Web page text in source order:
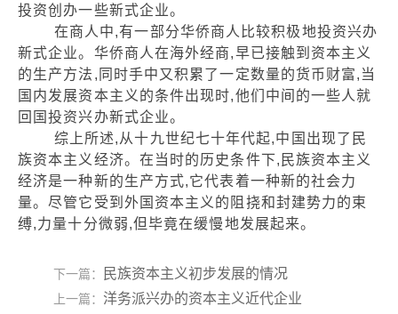
投资创办一些新式企业。
在商人中,有一部分华侨商人比较积极地投资兴办
新式企业。华侨商人在海外经商,早已接触到资本主义
的生产方法,同时手中又积累了一定数量的货币财富,当
国内发展资本主义的条件出现时,他们中间的一些人就
回国投资兴办新式企业。
综上所述,从十九世纪七十年代起,中国出现了民
族资本主义经济。在当时的历史条件下,民族资本主义
经济是一种新的生产方式,它代表着一种新的社会力
量。尽管它受到外国资本主义的阻挠和封建势力的束
缚,力量十分微弱,但毕竟在缓慢地发展起来。
下一篇： 民族资本主义初步发展的情况
上一篇： 洋务派兴办的资本主义近代企业